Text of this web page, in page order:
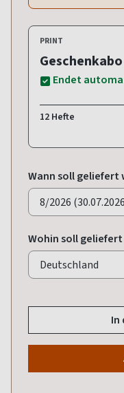
PRINT
Geschenkabo
Endet
12 Hefte
Wann soll geliefert
Wohin soll
In